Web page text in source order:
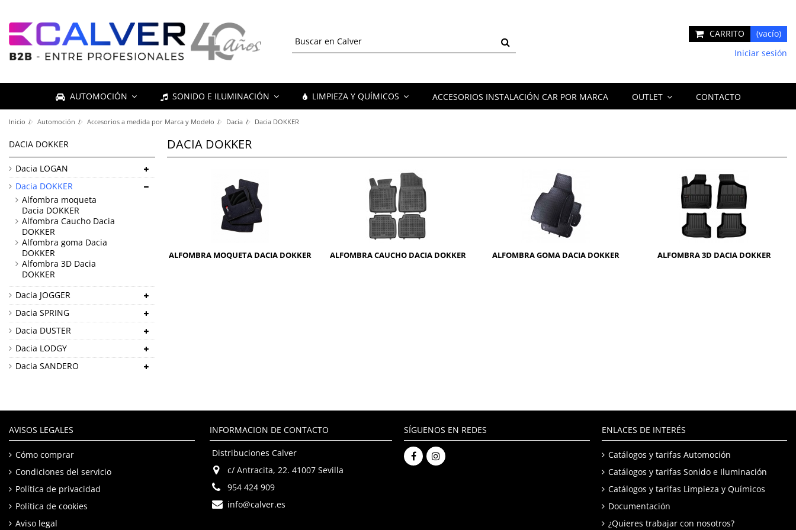
CARRITO
(vacío)
Iniciar sesión
AUTOMOCIÓN SONIDO E ILUMINACIÓN LIMPIEZA Y QUÍMICOS ACCESORIOS INSTALACIÓN CAR POR MARCA OUTLET CONTACTO
Inicio Automoción Accesorios a medida por Marca y Modelo Dacia Dacia DOKKER
DACIA DOKKER
ALFOMBRA MOQUETA DACIA DOKKER ALFOMBRA CAUCHO DACIA DOKKER ALFOMBRA GOMA DACIA DOKKER ALFOMBRA 3D DACIA DOKKER
DACIA DOKKER
Dacia LOGAN
Dacia DOKKER
Alfombra moqueta
Dacia DOKKER
Alfombra Caucho Dacia
DOKKER
Alfombra goma Dacia
DOKKER
Alfombra 3D Dacia
DOKKER
Dacia JOGGER
Dacia SPRING
Dacia DUSTER
Dacia LODGY
Dacia SANDERO
AVISOS LEGALES
Cómo comprar
Condiciones del servicio
Política de privacidad
Política de cookies
Aviso legal
INFORMACION DE CONTACTO
Distribuciones Calver
c/ Antracita, 22. 41007 Sevilla
954 424 909
info@calver.es
SÍGUENOS EN REDES ENLACES DE INTERÉS
Catálogos y tarifas Automoción
Catálogos y tarifas Sonido e Iluminación
Catálogos y tarifas Limpieza y Químicos
Documentación
¿Quieres trabajar con nosotros?